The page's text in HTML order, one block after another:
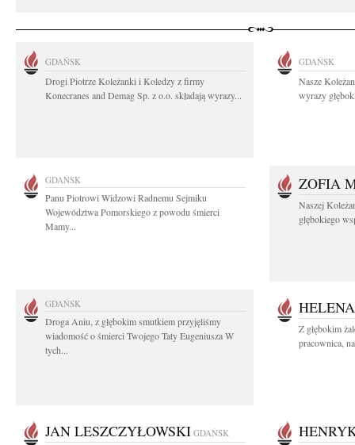
GDAŃSK
Drogi Piotrze Koleżanki i Koledzy z firmy
Konecranes and Demag Sp. z o.o. składają wyrazy...
GDAŃSK
Nasze
wyrazy
GDAŃSK
Panu Piotrowi Widzowi Radnemu Sejmiku
Województwa Pomorskiego z powodu śmierci
Mamy...
ZOFIA
Naszej
głębokiego
GDAŃSK
Droga Aniu, z głębokim smutkiem przyjęliśmy
wiadomość o śmierci Twojego Taty Eugeniusza W
tych...
Z głębokim
pracownica,
JAN LESZCZYŁOWSKI GDAŃSK